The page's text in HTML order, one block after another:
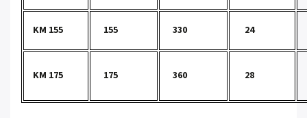
KM 155 155 330 24
KM 175 175 360 28